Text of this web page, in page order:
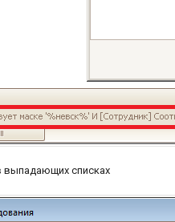
выпадающих списках